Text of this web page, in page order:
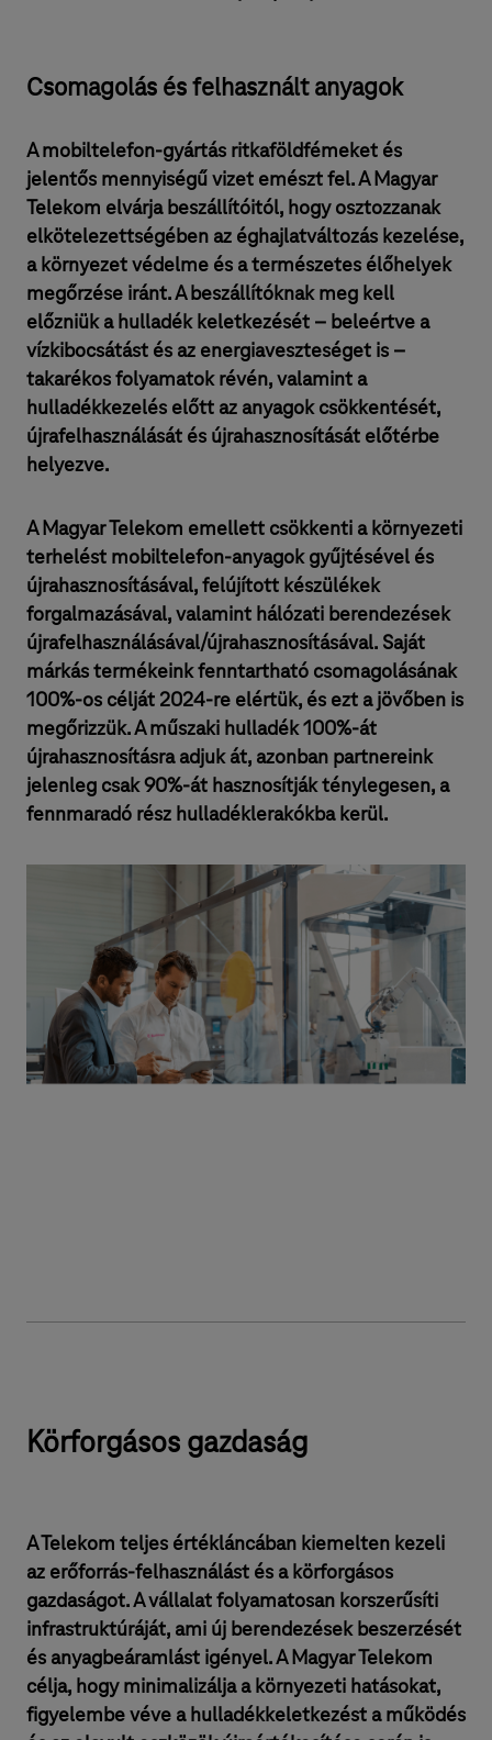
Csomagolás és felhasznált anyagok
A mobiltelefon-gyártás ritkaföldfémeket és
jelentős mennyiségű vizet emészt fel. A Magyar
Telekom elvárja beszállítóitól, hogy osztozzanak
elkötelezettségében az éghajlatváltozás kezelése,
a környezet védelme és a természetes élőhelyek
megőrzése iránt. A beszállítóknak meg kell
előzniük a hulladék keletkezését – beleértve a
vízkibocsátást és az energiaveszteséget is –
takarékos folyamatok révén, valamint a
hulladékkezelés előtt az anyagok csökkentését,
újrafelhasználását és újrahasznosítását előtérbe
helyezve.
A Magyar Telekom emellett csökkenti a környezeti
terhelést mobiltelefon-anyagok gyűjtésével és
újrahasznosításával, felújított készülékek
forgalmazásával, valamint hálózati berendezések
újrafelhasználásával/újrahasznosításával. Saját
márkás termékeink fenntartható csomagolásának
100%-os célját 2024-re elértük, és ezt a jövőben is
megőrizzük. A műszaki hulladék 100%-át
újrahasznosításra adjuk át, azonban partnereink
jelenleg csak 90%-át hasznosítják ténylegesen, a
fennmaradó rész hulladéklerakókba kerül.
Körforgásos gazdaság
A Telekom teljes értékláncában kiemelten kezeli
az erőforrás-felhasználást és a körforgásos
gazdaságot. A vállalat folyamatosan korszerűsíti
infrastruktúráját, ami új berendezések beszerzését
és anyagbeáramlást igényel. A Magyar Telekom
célja, hogy minimalizálja a környezeti hatásokat,
figyelembe véve a hulladékkeletkezést a működés